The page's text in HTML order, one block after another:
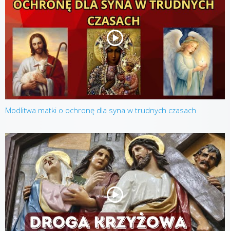
Modlitwa matki o ochronę dla syna w trudnych czasach